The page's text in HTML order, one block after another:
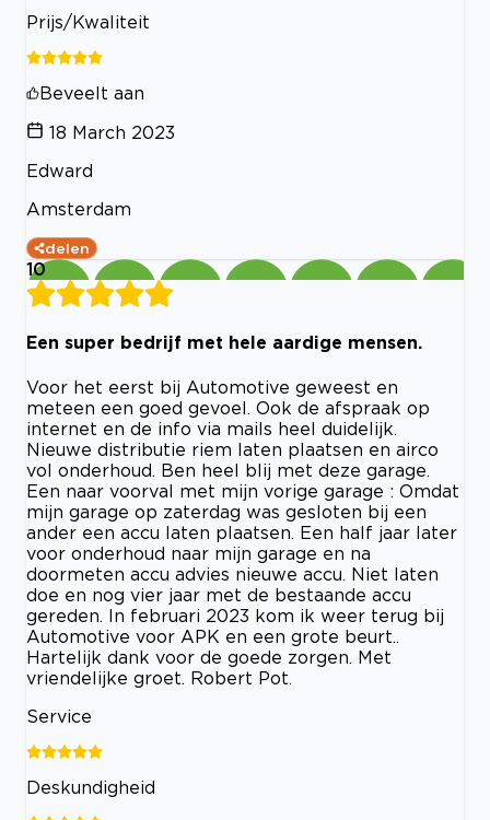
Prijs/Kwaliteit
Beveelt aan
18 March 2023
Edward
Amsterdam
delen
10
Een super bedrijf met hele aardige mensen.
Voor het eerst bij Automotive geweest en
meteen een goed gevoel. Ook de afspraak op
internet en de info via mails heel duidelijk.
Nieuwe distributie riem laten plaatsen en airco
vol onderhoud. Ben heel blij met deze garage.
Een naar voorval met mijn vorige garage : Omdat
mijn garage op zaterdag was gesloten bij een
ander een accu laten plaatsen. Een half jaar later
voor onderhoud naar mijn garage en na
doormeten accu advies nieuwe accu. Niet laten
doe en nog vier jaar met de bestaande accu
gereden. In februari 2023 kom ik weer terug bij
Automotive voor APK en een grote beurt..
Hartelijk dank voor de goede zorgen. Met
vriendelijke groet. Robert Pot.
Service
Deskundigheid